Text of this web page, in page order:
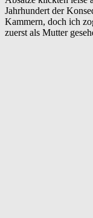
Jahrhundert der
Kammern, doch ich
zuerst als Mutter